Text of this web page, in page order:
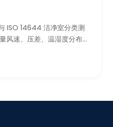
ISO 14644 洁净室分类测
风速、压差、温湿度分布